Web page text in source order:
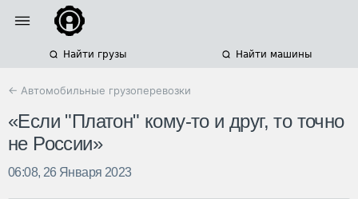
Найти грузы Найти машины
← Автомобильные грузоперевозки
«Если "Платон" кому-то и друг, то точно
не России»
06:08, 26 Января 2023